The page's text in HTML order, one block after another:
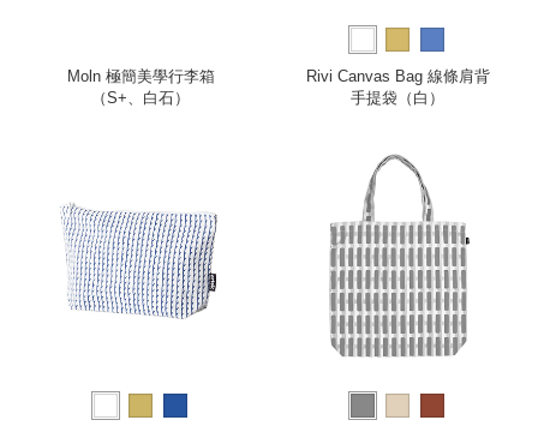
Moln 極簡美學行李箱
（S+、白石）
Rivi Canvas Bag 線條肩背
手提袋（白）